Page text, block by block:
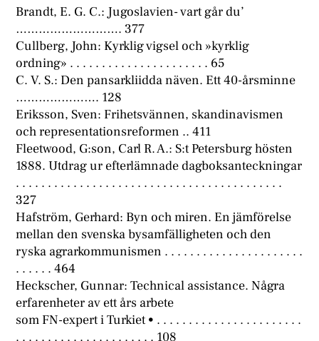
Brandt, E. G. C.: Jugoslavien- vart går du’
………………………. 377
Cullberg, John: Kyrklig vigsel och »kyrklig
ordning» . . . . . . . . . . . . . . . . . . . . . . 65
C. V. S.: Den pansarkliidda näven. Ett 40-årsminne
…………………. 128
Eriksson, Sven: Frihetsvännen, skandinavismen
och representationsreformen .. 411
Fleetwood, G:son, Carl R. A.: S:t Petersburg hösten
1888. Utdrag ur efterlämnade dagboksanteckningar
. . . . . . . . . . . . . . . . . . . . . . . . . . . . . . . . . . . . . . . . . .
327
Hafström, Gerhard: Byn och miren. En jämförelse
mellan den svenska bysamfälligheten och den
ryska agrarkommunismen . . . . . . . . . . . . . . . . . . . . . .
. . . . . . 464
Heckscher, Gunnar: Technical assistance. Några
erfarenheter av ett års arbete
som FN-expert i Turkiet • . . . . . . . . . . . . . . . . . . . . . . .
. . . . . . . . . . . . . . . . . . . . . . 108